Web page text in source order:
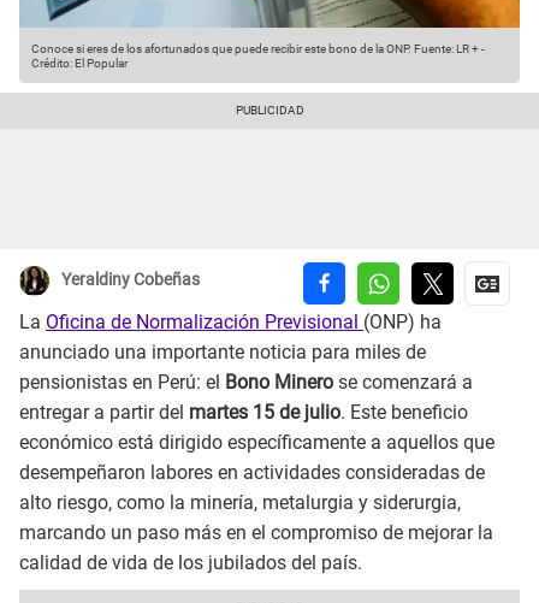
Conoce si eres de los afortunados que puede recibir este bono de la ONP. Fuente: LR +-
Crédito: El Popular
Yeraldiny Cobeñas
La Oficina de Normalización Previsional (ONP) ha
anunciado una importante noticia para miles de
pensionistas en Perú: el Bono Minero se comenzará a
entregar a partir del martes 15 de julio. Este beneficio
económico está dirigido específicamente a aquellos que
desempeñaron labores en actividades consideradas de
alto riesgo, como la minería, metalurgia y siderurgia,
marcando un paso más en el compromiso de mejorar la
calidad de vida de los jubilados del país.